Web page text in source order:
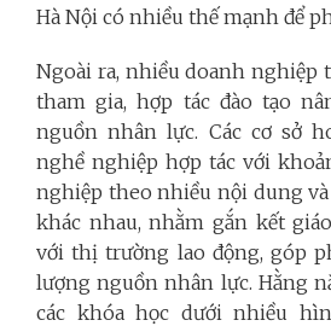
Hà Nội có nhiều thế mạnh để
Ngoài ra, nhiều doanh nghiệp
tham gia, hợp tác đào tạo
nguồn nhân lực. Các cơ sở
nghề nghiệp hợp tác với
nghiệp theo nhiều nội dung
khác nhau, nhằm gắn kết
với thị trường lao động, góp
lượng nguồn nhân lực. Hằng
các khóa học dưới nhiều